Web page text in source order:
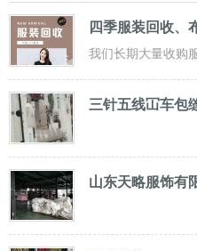
四季服装回收、
我们长期大量收购
服装，专业诚信共
三针五线冚车包
山东天略服饰有